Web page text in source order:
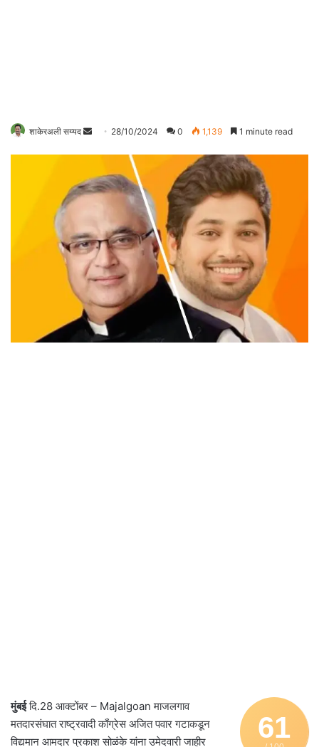
शाकेरअली सय्यद
d
e
m
a
i
l
28/10/2024 0 1,139 1 minute read
61
मुंबईदि.28 आक्टोंबर – Majalgoan माजलगाव
मतदारसंघात राष्ट्रवादी काँग्रेस अजित पवार गटाकडून
विद्यमान आमदार प्रकाश सोळंके यांना उमेदवारी जाहीर